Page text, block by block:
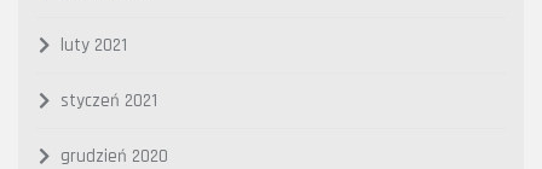
luty 2021
styczeń 2021
grudzień 2020